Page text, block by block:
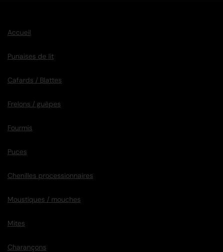
Accueil
Punaises de lit
Cafards / Blattes
Frelons / guêpes
Fourmis
Puces
Chenilles processionnaires
Moustiques / mouches
Mites
Charançons